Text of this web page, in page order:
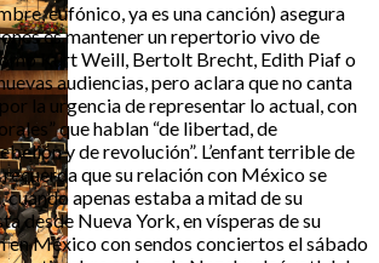
eufónico, ya es una canción) asegura
es mantener un repertorio vivo de
Kurt Weill, Bertolt Brecht, Edith Piaf o
audiencias, pero aclara que no canta
la urgencia de representar lo actual, con
que hablan “de libertad, de
y de revolución”. L’enfant terrible de
que su relación con México se
cuando apenas estaba a mitad de su
desde Nueva York, en vísperas de su
en México con sendos conciertos el sábado